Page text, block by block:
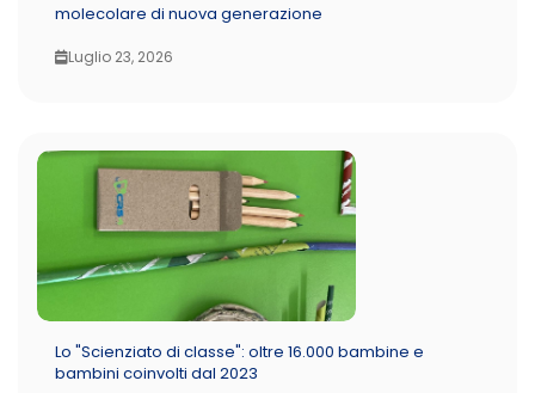
molecolare di nuova generazione
Luglio 23, 2026
Lo "Scienziato di classe": oltre 16.000 bambine e
bambini coinvolti dal 2023